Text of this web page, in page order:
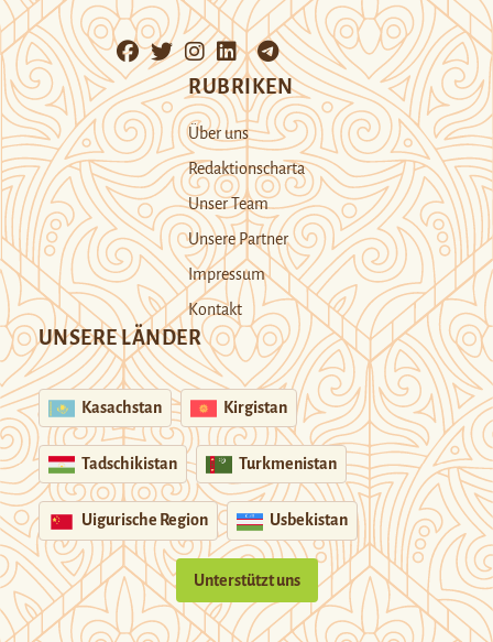
RUBRIKEN
Über uns
Redaktionscharta
Unser Team
Unsere Partner
Impressum
Kontakt
UNSERE LÄNDER
Kasachstan Kirgistan
Tadschikistan Turkmenistan
Uigurische Region Usbekistan
Unterstützt uns